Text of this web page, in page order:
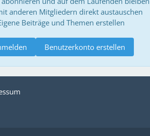
anderen Mitgliedern direkt austauschen
Beiträge und Themen erstellen
Benutzerkonto erstellen